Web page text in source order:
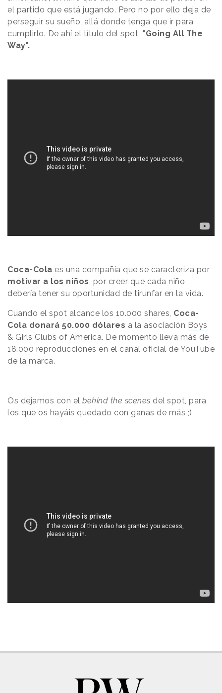
el partido que está jugando. Pero no por ello deja de
perseguir su sueño, allá donde tenga que ir para
cumplirlo. De ahí el título del spot, "Going All The
Way".
Coca-Cola es una compañía que se caracteriza por
motivar a los niños, por creer que cada niño
debería tener su oportunidad de tirunfar en la vida.
Cuando el spot alcance los 10.000 shares, Coca-
Cola donará 50.000 dólares a la asociación Boys
& Girls Clubs of America. De momento lleva más de
18.000 reproducciones en el canal oficial de YouTube
de la marca.
Os dejamos con el behind the scenes del spot, para
los que os hayáis quedado con ganas de más ;)